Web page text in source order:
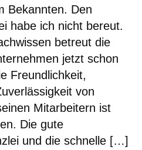
Bekannten. Den
habe ich nicht bereut.
betreut die
jetzt schon
Freundlichkeit,
von
Mitarbeitern ist
Die gute
und die schnelle […]